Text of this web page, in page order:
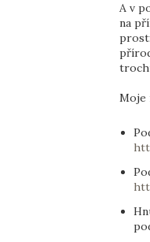
A v
na
Moje